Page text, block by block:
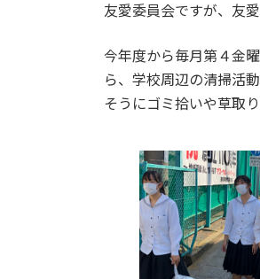
友愛委員会ですが、友
今年度から毎月第４金
ら、学校周辺の清掃活
そうにゴミ拾いや草取